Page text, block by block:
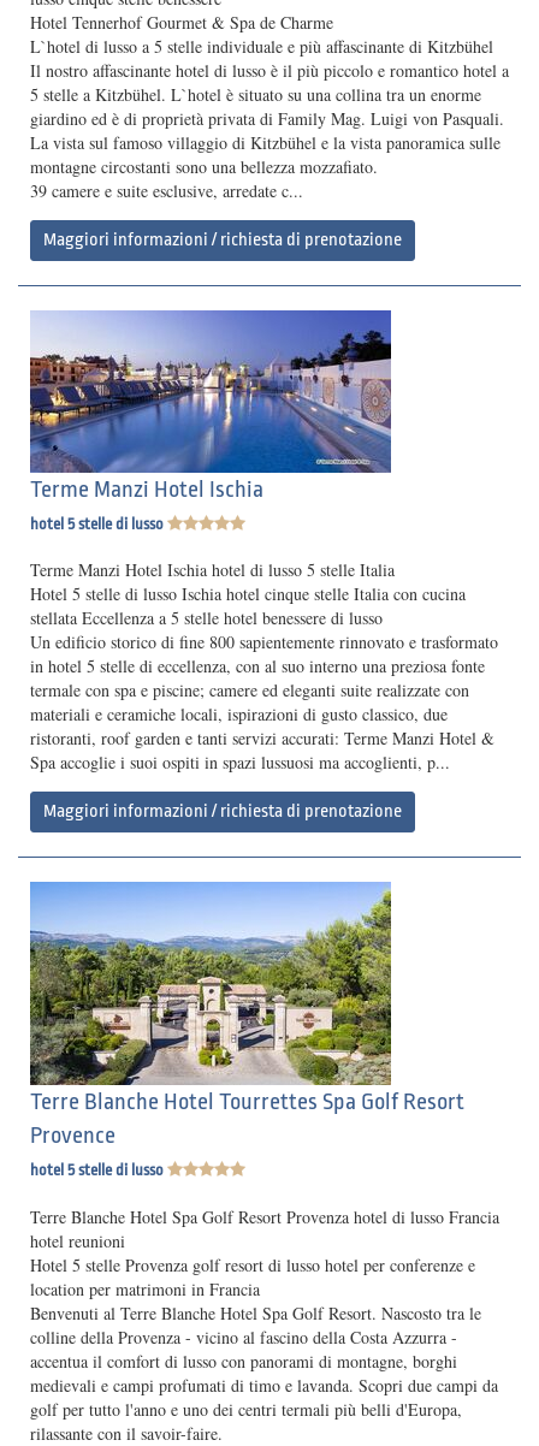
Hotel Tennerhof Gourmet & Spa de Charme
L`hotel di lusso a 5 stelle individuale e più affascinante di Kitzbühel
Il nostro affascinante hotel di lusso è il più piccolo e romantico hotel a
5 stelle a Kitzbühel. L`hotel è situato su una collina tra un enorme
giardino ed è di proprietà privata di Family Mag. Luigi von Pasquali.
La vista sul famoso villaggio di Kitzbühel e la vista panoramica sulle
montagne circostanti sono una bellezza mozzafiato.
39 camere e suite esclusive, arredate c...
Maggiori informazioni / richiesta di prenotazione
Terme Manzi Hotel Ischia
hotel 5 stelle di lusso
Terme Manzi Hotel Ischia hotel di lusso 5 stelle Italia
Hotel 5 stelle di lusso Ischia hotel cinque stelle Italia con cucina
stellata Eccellenza a 5 stelle hotel benessere di lusso
Un edificio storico di fine 800 sapientemente rinnovato e trasformato
in hotel 5 stelle di eccellenza, con al suo interno una preziosa fonte
termale con spa e piscine; camere ed eleganti suite realizzate con
materiali e ceramiche locali, ispirazioni di gusto classico, due
ristoranti, roof garden e tanti servizi accurati: Terme Manzi Hotel &
Spa accoglie i suoi ospiti in spazi lussuosi ma accoglienti, p...
Maggiori informazioni / richiesta di prenotazione
Terre Blanche Hotel Tourrettes Spa Golf Resort
Provence
hotel 5 stelle di lusso
Terre Blanche Hotel Spa Golf Resort Provenza hotel di lusso Francia
hotel reunioni
Hotel 5 stelle Provenza golf resort di lusso hotel per conferenze e
location per matrimoni in Francia
Benvenuti al Terre Blanche Hotel Spa Golf Resort. Nascosto tra le
colline della Provenza - vicino al fascino della Costa Azzurra -
accentua il comfort di lusso con panorami di montagne, borghi
medievali e campi profumati di timo e lavanda. Scopri due campi da
golf per tutto l'anno e uno dei centri termali più belli d'Europa,
rilassante con il savoir-faire.